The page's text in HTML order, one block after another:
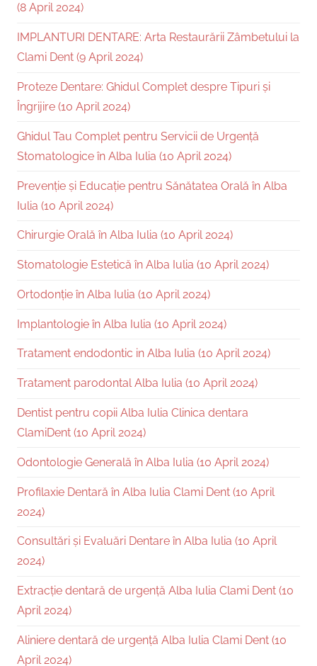
(8 April 2024)
IMPLANTURI DENTARE: Arta Restaurării Zâmbetului la
Clami Dent (9 April 2024)
Proteze Dentare: Ghidul Complet despre Tipuri și
Îngrijire (10 April 2024)
Ghidul Tau Complet pentru Servicii de Urgență
Stomatologice în Alba Iulia (10 April 2024)
Prevenție și Educație pentru Sănătatea Orală în Alba
Iulia (10 April 2024)
Chirurgie Orală în Alba Iulia (10 April 2024)
Stomatologie Estetică în Alba Iulia (10 April 2024)
Ortodonție în Alba Iulia (10 April 2024)
Implantologie în Alba Iulia (10 April 2024)
Tratament endodontic in Alba Iulia (10 April 2024)
Tratament parodontal Alba Iulia (10 April 2024)
Dentist pentru copii Alba Iulia Clinica dentara
ClamiDent (10 April 2024)
Odontologie Generală în Alba Iulia (10 April 2024)
Profilaxie Dentară în Alba Iulia Clami Dent (10 April
2024)
Consultări și Evaluări Dentare în Alba Iulia (10 April
2024)
Extracție dentară de urgență Alba Iulia Clami Dent (10
April 2024)
Aliniere dentară de urgență Alba Iulia Clami Dent (10
April 2024)